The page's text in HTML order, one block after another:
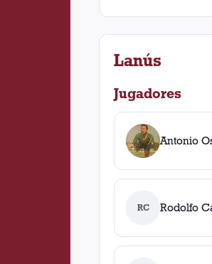
Lanús
Jugadores
Antonio
RC Rodolfo